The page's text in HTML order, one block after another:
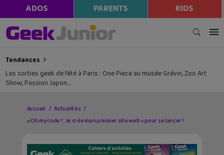
ADOS PARENTS KIDS
Tendances
Les sorties geek de l’été à Paris : One Piece au musée Grévin, Zoo Art
Show, Passion Japon…
Accueil
Actualités
« Oh my code ! : Je crée mon premier site web » pour se lancer !